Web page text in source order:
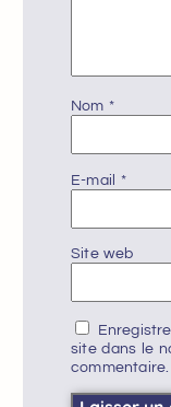
Nom*
E-mail *
Site web
site dans le
commentaire.